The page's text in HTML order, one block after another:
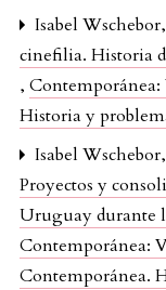
Isabel Wschebor,
cinefilia. Historia
, Contemporánea:
Historia y
Isabel Wschebor,
Proyectos y
Uruguay durante
Contemporánea:
Contemporánea.